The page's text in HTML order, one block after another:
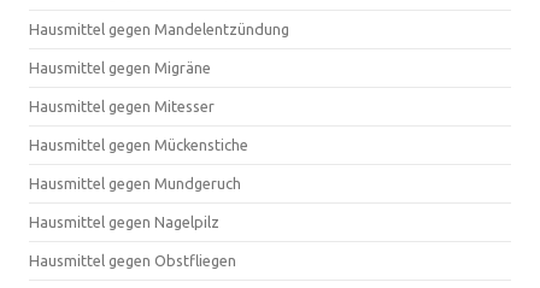
Hausmittel gegen Mandelentzündung
Hausmittel gegen Migräne
Hausmittel gegen Mitesser
Hausmittel gegen Mückenstiche
Hausmittel gegen Mundgeruch
Hausmittel gegen Nagelpilz
Hausmittel gegen Obstfliegen